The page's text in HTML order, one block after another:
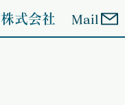
式会社 Mail